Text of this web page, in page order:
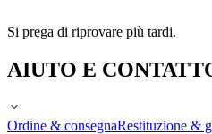
Si prega di riprovare più tardi.
AIUTO E
Ordine & consegnaRestituzione &